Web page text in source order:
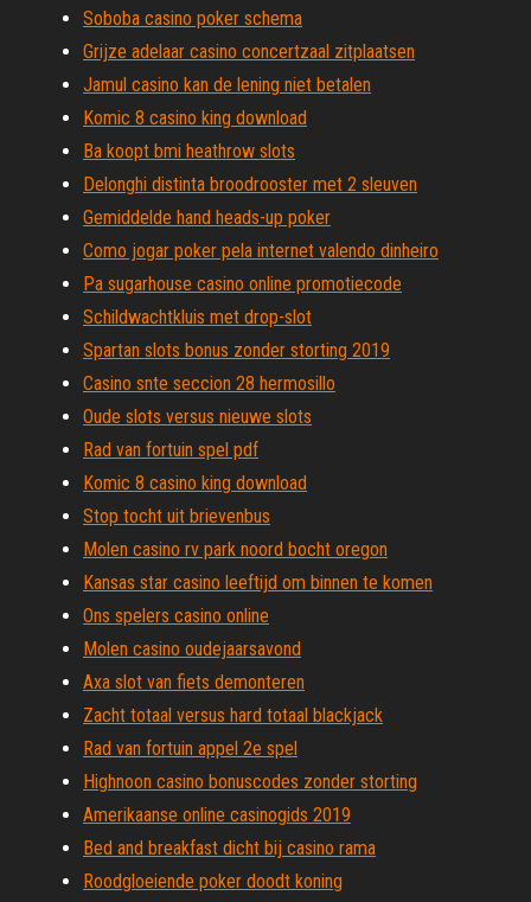
Soboba casino poker schema
Grijze adelaar casino concertzaal zitplaatsen
Jamul casino kan de lening niet betalen
Komic 8 casino king download
Ba koopt bmi heathrow slots
Delonghi distinta broodrooster met 2 sleuven
Gemiddelde hand heads-up poker
Como jogar poker pela internet valendo dinheiro
Pa sugarhouse casino online promotiecode
Schildwachtkluis met drop-slot
Spartan slots bonus zonder storting 2019
Casino snte seccion 28 hermosillo
Oude slots versus nieuwe slots
Rad van fortuin spel pdf
Komic 8 casino king download
Stop tocht uit brievenbus
Molen casino rv park noord bocht oregon
Kansas star casino leeftijd om binnen te komen
Ons spelers casino online
Molen casino oudejaarsavond
Axa slot van fiets demonteren
Zacht totaal versus hard totaal blackjack
Rad van fortuin appel 2e spel
Highnoon casino bonuscodes zonder storting
Amerikaanse online casinogids 2019
Bed and breakfast dicht bij casino rama
Roodgloeiende poker doodt koning